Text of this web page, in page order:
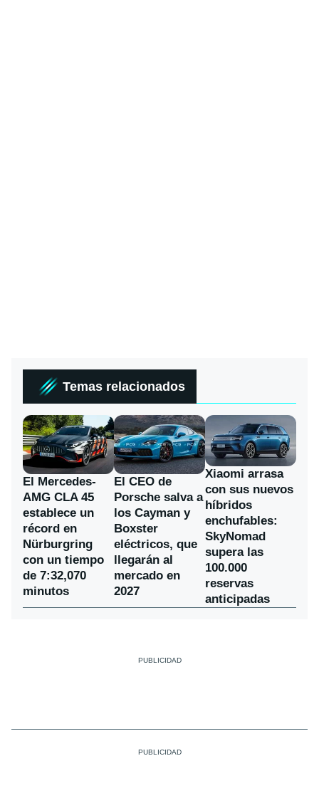
Temas relacionados
El Mercedes-
AMG CLA 45
establece un
récord en
Nürburgring
con un tiempo
de 7:32,070
minutos
El CEO de
Porsche salva a
los Cayman y
Boxster
eléctricos, que
llegarán al
mercado en
2027
Xiaomi arrasa
con sus nuevos
híbridos
enchufables:
SkyNomad
supera las
100.000
reservas
anticipadas